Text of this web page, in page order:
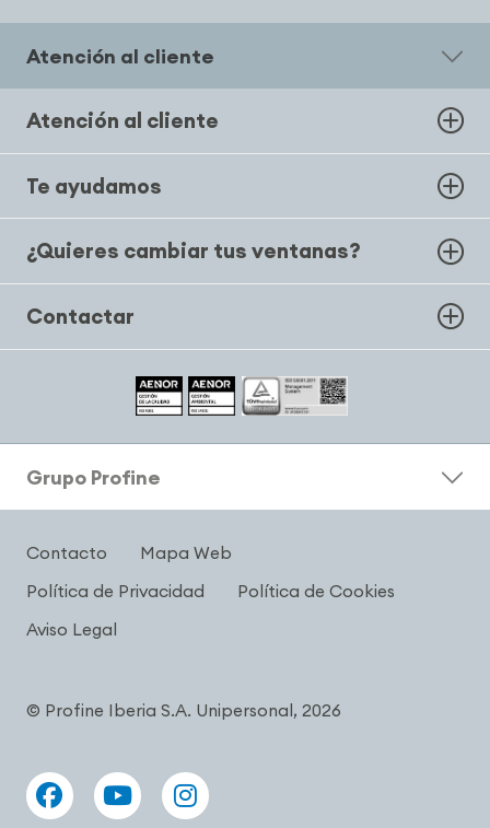
Atención al cliente
Atención al cliente
Te ayudamos
¿Quieres cambiar tus ventanas?
Contactar
Grupo Profine
Contacto
Mapa Web
Política de Privacidad
Política de Cookies
Aviso Legal
© Profine Iberia S.A. Unipersonal, 2026